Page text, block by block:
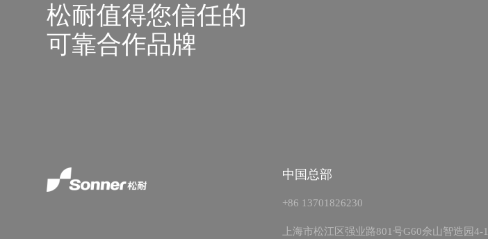
松耐值得您信任的
可靠合作品牌
中国总部
+86 13701826230
上海市松江区强业路801号G60佘山智造园4-1